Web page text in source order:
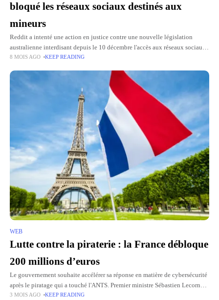
bloqué les réseaux sociaux destinés aux
mineurs
Reddit a intenté une action en justice contre une nouvelle législation
australienne interdisant depuis le 10 décembre l'accès aux réseaux sociaux
aux moins de 16 ans. La plateforme considère que
8 MOIS AGO KEEP READING
WEB
Lutte contre la piraterie : la France débloque
200 millions d’euros
Le gouvernement souhaite accélérer sa réponse en matière de cybersécurité
après le piratage qui a touché l'ANTS. Premier ministre Sébastien Lecornu
annonce que la France débloquera 200 millions d'euros la
3 MOIS AGO KEEP READING